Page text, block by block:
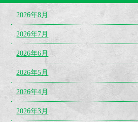
2026年8月
2026年7月
2026年6月
2026年5月
2026年4月
2026年3月